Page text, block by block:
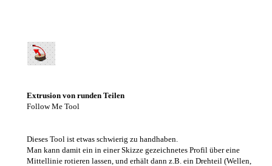
Extrusion von runden Teilen
Follow Me Tool
Dieses Tool ist etwas schwierig zu handhaben.
Man kann damit ein in einer Skizze gezeichnetes Profil über eine
Mittellinie rotieren lassen, und erhält dann z.B. ein Drehteil (Wellen,